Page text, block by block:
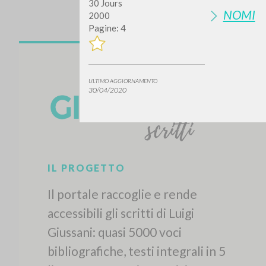
30 Jours
2000
Pagine: 4
ULTIMO AGGIORNAMENTO
30/04/2020
NOMI
IL PROGETTO
Il portale raccoglie e rende